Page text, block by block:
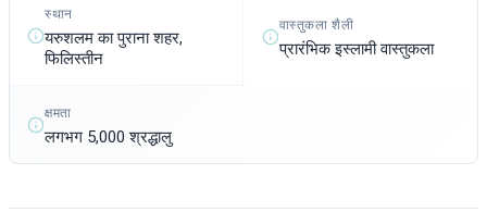
स्थान
यरुशलम का पुराना शहर,
फिलिस्तीन
वास्तुकला शैली
प्रारंभिक इस्लामी वास्तुकला
क्षमता
लगभग 5,000 श्रद्धालु